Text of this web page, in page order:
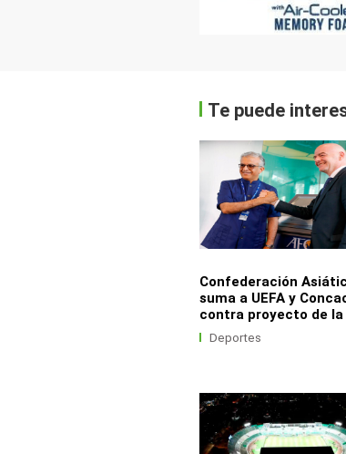
Te puede
Confederación
suma a UEFA y
contra proyecto de la
Deportes